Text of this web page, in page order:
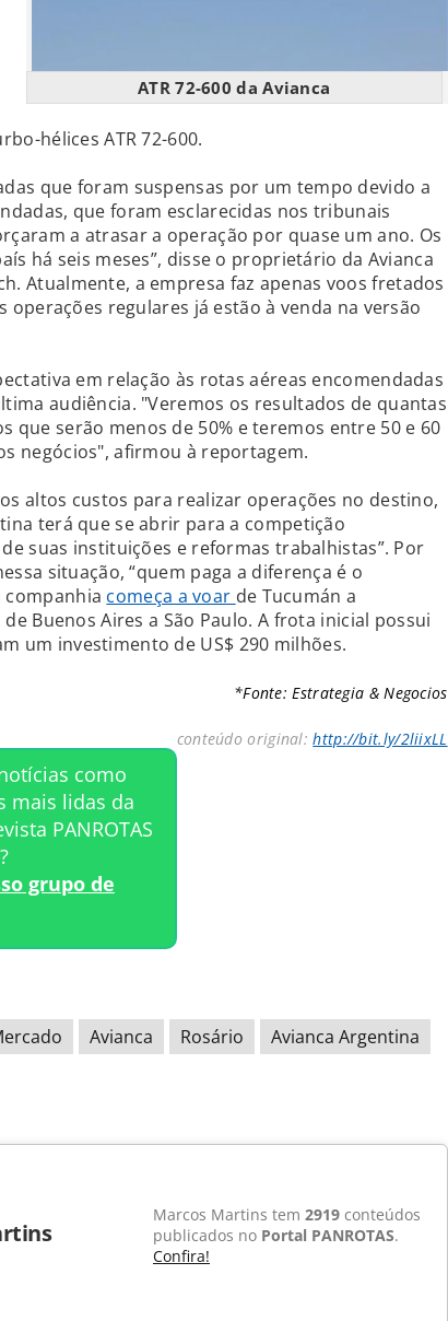
ATR 72-600 da Avianca
hélices ATR 72-600.
que foram suspensas por um tempo devido a
que foram esclarecidas nos tribunais
a atrasar a operação por quase um ano. Os
há seis meses”, disse o proprietário da Avianca
Atualmente, a empresa faz apenas voos fretados
operações regulares já estão à venda na versão
em relação às rotas aéreas encomendadas
audiência. "Veremos os resultados de quantas
que serão menos de 50% e teremos entre 50 e 60
negócios", afirmou à reportagem.
altos custos para realizar operações no destino,
terá que se abrir para a competição
suas instituições e reformas trabalhistas”. Por
situação, “quem paga a diferença é o
companhia começa a voar de Tucumán a
Buenos Aires a São Paulo. A frota inicial possui
um investimento de US$ 290 milhões.
*Fonte: Estrategia & Negocios
conteúdo original:http://bit.ly/2liixLL
como
mais lidas da
PANROTAS
grupo de
Avianca Rosário
Avianca Argentina
Marcos Martins tem 2919 conteúdos
publicados no Portal PANROTAS.
Confira!